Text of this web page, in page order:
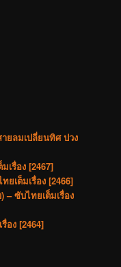
ยลมเปลี่ยนทิศ ปวง
เรื่อง [2467]
ยเต็มเรื่อง [2466]
– ซับไทยเต็มเรื่อง
อง [2464]